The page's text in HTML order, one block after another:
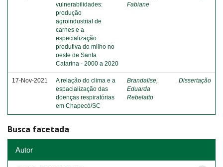
vulnerabilidades:
produção
agroindustrial de
carnes e a
especialização
produtiva do milho no
oeste de Santa
Catarina - 2000 a 2020
Fabiane
17-Nov-2021
A relação do clima e a
espacialização das
doenças respiratórias
em Chapecó/SC
Brandalise,
Eduarda
Rebelatto
Dissertação
Busca facetada
Autor